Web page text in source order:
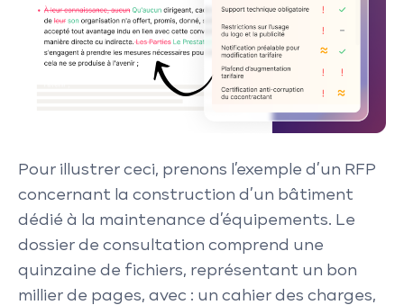
Pour illustrer ceci, prenons l’exemple d’un RFP
concernant la construction d’un bâtiment
dédié à la maintenance d’équipements. Le
dossier de consultation comprend une
quinzaine de fichiers, représentant un bon
millier de pages, avec : un cahier des charges,